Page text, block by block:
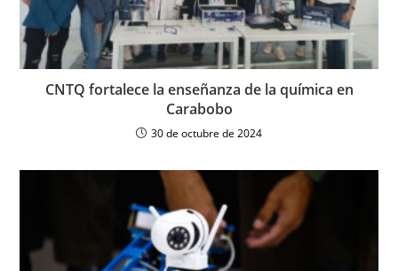
CNTQ fortalece la enseñanza de la química en
Carabobo
30 de octubre de 2024